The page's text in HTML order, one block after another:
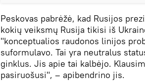
Peskovas pabrėžė, kad Rusijos
kokių veiksmų Rusija tikisi iš
"konceptualios raudonos linijos
suformulavo. Tai yra neutralus
ginklus. Jis apie tai kalbėjo.
pasiruošusi", – apibendrino jis.